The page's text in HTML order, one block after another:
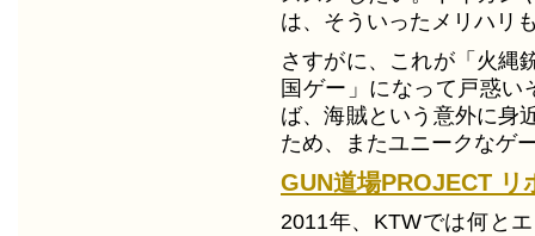
は、そういったメリハリ
さすがに、これが「火縄
国ゲー」になって戸惑
ば、海賊という意外に身
ため、またユニークなゲ
GUN道場PROJECT リ
2011年、KTWでは何と